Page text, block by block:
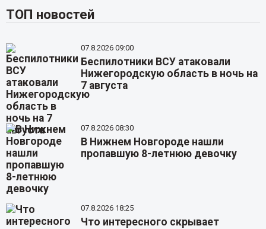
ТОП новостей
07.8.2026 09:00
Беспилотники ВСУ атаковали
Нижегородскую область в ночь на
7 августа
07.8.2026 08:30
В Нижнем Новгороде нашли
пропавшую 8-летнюю девочку
07.8.2026 18:25
Что интересного скрывает